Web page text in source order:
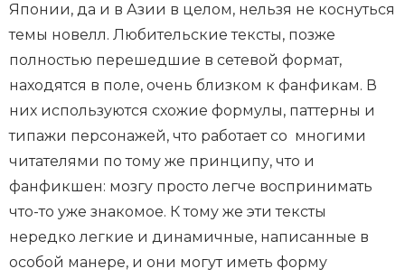
Японии, да и в Азии в целом, нельзя не коснуться
темы новелл. Любительские тексты, позже
полностью перешедшие в сетевой формат,
находятся в поле, очень близком к фанфикам. В
них используются схожие формулы, паттерны и
типажи персонажей, что работает со многими
читателями по тому же принципу, что и
фанфикшен: мозгу просто легче воспринимать
что-то уже знакомое. К тому же эти тексты
нередко легкие и динамичные, написанные в
особой манере, и они могут иметь форму